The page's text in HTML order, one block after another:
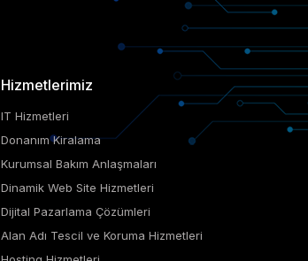
Hizmetlerimiz
IT Hizmetleri
Donanım Kiralama
Kurumsal Bakım Anlaşmaları
Dinamik Web Site Hizmetleri
Dijital Pazarlama Çözümleri
Alan Adı Tescil ve Koruma Hizmetleri